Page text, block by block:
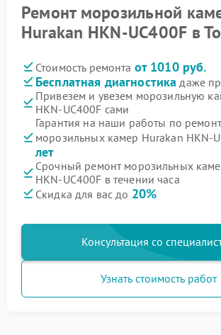
Ремонт морозильной
Hurakan HKN-UC400F в
Стоимость ремонта от 1010 руб.
Бесплатная диагностика даже
Привезем и увезем морозильную
HKN-UC400F сами
Гарантия на наши работы по
морозильных камер Hurakan HKN-
лет
Срочный ремонт морозильных
HKN-UC400F в течении часа
Скидка для вас до 20%
Консультация со
Узнать стоимость работ